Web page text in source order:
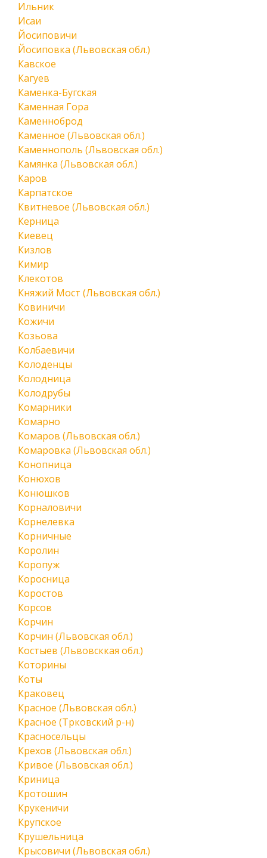
Ильник
Исаи
Йосиповичи
Йосиповка (Львовская обл.)
Кавское
Кагуев
Каменка-Бугская
Каменная Гора
Каменноброд
Каменное (Львовская обл.)
Каменнополь (Львовская обл.)
Камянка (Львовская обл.)
Каров
Карпатское
Квитневое (Львовская обл.)
Керница
Киевец
Кизлов
Кимир
Клекотов
Княжий Мост (Львовская обл.)
Ковиничи
Кожичи
Козьова
Колбаевичи
Колоденцы
Колодница
Колодрубы
Комарники
Комарно
Комаров (Львовская обл.)
Комаровка (Львовская обл.)
Конопница
Конюхов
Конюшков
Корналовичи
Корнелевка
Корничные
Королин
Коропуж
Коросница
Коростов
Корсов
Корчин
Корчин (Львовская обл.)
Костыев (Львовсккая обл.)
Которины
Коты
Краковец
Красное (Львовская обл.)
Красное (Трковский р-н)
Красносельцы
Крехов (Львовская обл.)
Кривое (Львовская обл.)
Криница
Кротошин
Крукеничи
Крупское
Крушельница
Крысовичи (Львовская обл.)